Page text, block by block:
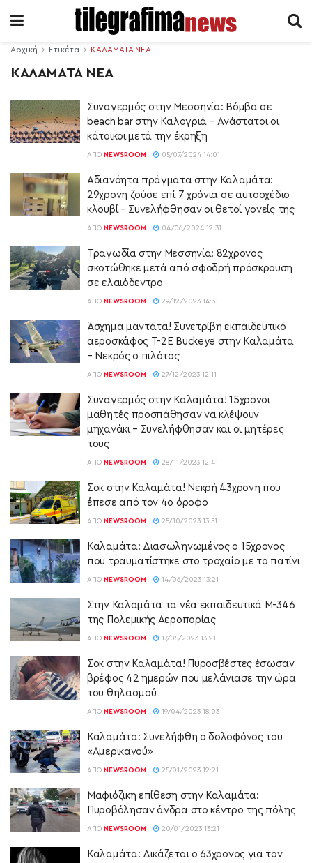
Αρχική Ετικέτα ΚΑΛΑΜΑΤΑ ΝΕΑ
ΚΑΛΑΜΑΤΑ ΝΕΑ
Συναγερμός στην Μεσσηνία: Βόμβα σε
beach bar στην Καλογριά – Ανάστατοι οι
κάτοικοι μετά την έκρηξη
ΑΠΌ NEWSROOM 05/07/2024 14:01
Αδιανόητα πράγματα στην Καλαμάτα:
29χρονη ζούσε επί 7 χρόνια σε αυτοσχέδιο
κλουβί – Συνελήφθησαν οι θετοί γονείς της
ΑΠΌ NEWSROOM 04/06/2024 12:31
Τραγωδία στην Μεσσηνία: 82χρονος
σκοτώθηκε μετά από σφοδρή πρόσκρουση
σε ελαιόδεντρο
ΑΠΌ NEWSROOM 29/12/2023 14:31
Άσχημα μαντάτα! Συνετρίβη εκπαιδευτικό
αεροσκάφος Τ-2Ε Βuckeye στην Καλαμάτα
– Νεκρός ο πιλότος
ΑΠΌ NEWSROOM 27/12/2023 12:11
Συναγερμός στην Καλαμάτα! 15χρονοι
μαθητές προσπάθησαν να κλέψουν
μηχανάκι – Συνελήφθησαν και οι μητέρες
τους
ΑΠΌ NEWSROOM 28/11/2023 12:41
Σοκ στην Καλαμάτα! Νεκρή 43χρονη που
έπεσε από τον 4ο όροφο
ΑΠΌ NEWSROOM 25/10/2023 13:51
Καλαμάτα: Διασωληνωμένος ο 15χρονος
που τραυματίστηκε στο τροχαίο με το πατίνι
ΑΠΌ NEWSROOM 14/06/2023 13:21
Στην Καλαμάτα τα νέα εκπαιδευτικά M-346
της Πολεμικής Αεροπορίας
ΑΠΌ NEWSROOM 17/05/2023 13:21
Σοκ στην Καλαμάτα! Πυροσβέστες έσωσαν
βρέφος 42 ημερών που μελάνιασε την ώρα
του θηλασμού
ΑΠΌ NEWSROOM 19/04/2023 18:03
Καλαμάτα: Συνελήφθη ο δολοφόνος του
«Αμερικανού»
ΑΠΌ NEWSROOM 25/01/2023 12:21
Μαφιόζικη επίθεση στην Καλαμάτα:
Πυροβόλησαν άνδρα στο κέντρο της πόλης
ΑΠΌ NEWSROOM 20/01/2023 13:21
Καλαμάτα: Δικάζεται ο 63χρονος για τον